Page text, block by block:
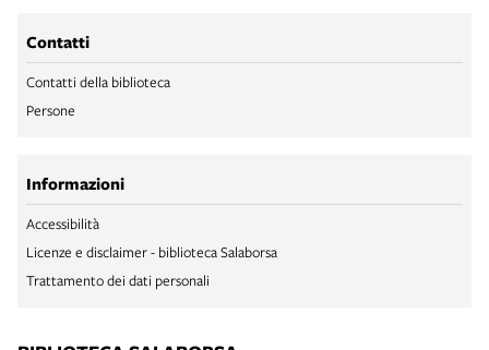
Contatti
Contatti della biblioteca
Persone
Informazioni
Accessibilità
Licenze e disclaimer - biblioteca Salaborsa
Trattamento dei dati personali